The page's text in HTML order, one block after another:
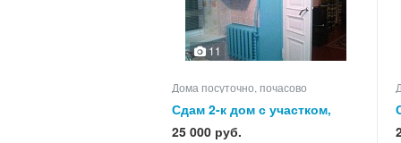
11
Дома посуточно, почасово
Сдам 2-к дом с участком,
55.0 кв.м, этажей 1
25 000 руб.